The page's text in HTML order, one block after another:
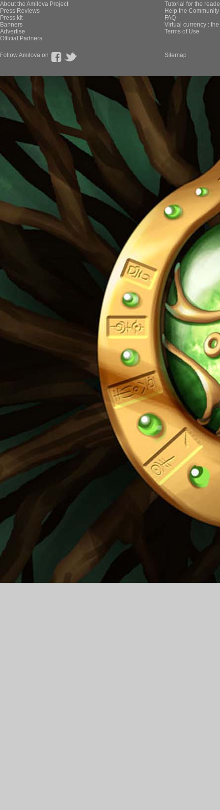
About the Amilova Project
Press Reviews
Press kit
Banners
Advertise
Official Partners
Tutorial for the
Help the
FAQ
Virtual currency :
Terms of Use
Follow Amilova on Sitemap